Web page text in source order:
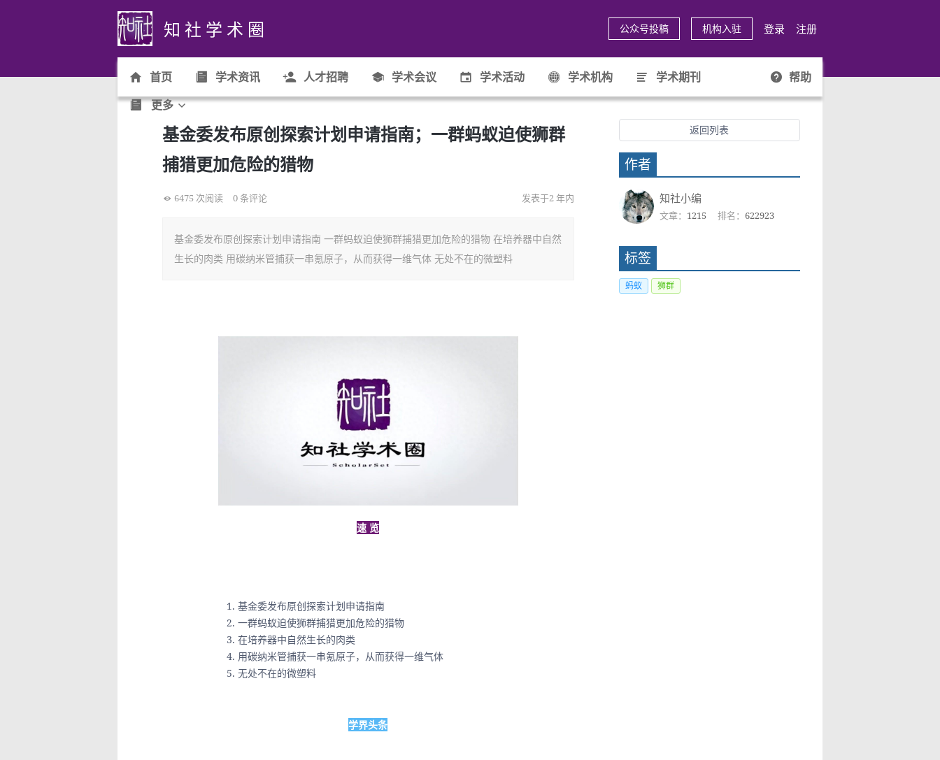
知 社 学 术 圈 公众号投稿 机构入驻 登录 注册
首页 学术资讯 人才招聘 学术会议 学术活动 学术机构
学术期刊
更多
帮助
基金委发布原创探索计划申请指南；一群蚂蚁迫使狮群
捕猎更加危险的猎物
6475 次阅读 0 条评论 发表于2 年内
基金委发布原创探索计划申请指南 一群蚂蚁迫使狮群捕猎更加危险的猎物 在培养器中自然
生长的肉类 用碳纳米管捕获一串氪原子，从而获得一维气体 无处不在的微塑料
速 览
基金委发布原创探索计划申请指南
一群蚂蚁迫使狮群捕猎更加危险的猎物
在培养器中自然生长的肉类
用碳纳米管捕获一串氪原子，从而获得一维气体
无处不在的微塑料
学界头条
返回列表
作者
知社小编
文章： 1215 排名： 622923
标签
蚂蚁 狮群